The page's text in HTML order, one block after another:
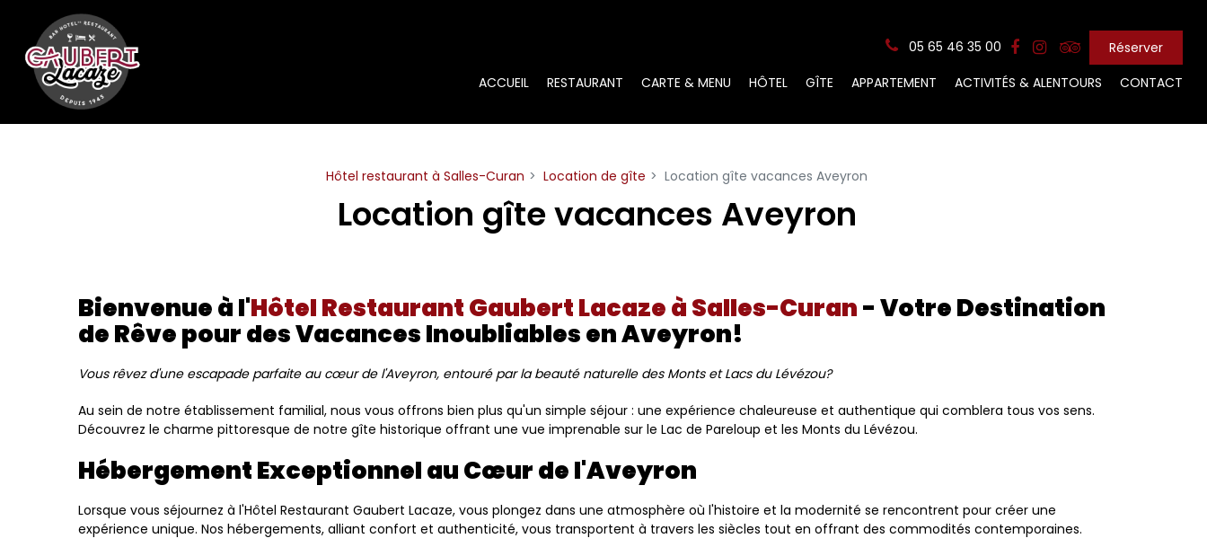
05 65 46 35 00
Réserver
ACCUEIL
RESTAURANT CARTE & MENU HÔTEL GÎTE APPARTEMENT ACTIVITÉS & ALENTOURS CONTACT
Hôtel restaurant à Salles-Curan Location de gîte Location gîte vacances Aveyron
Location gîte vacances Aveyron
Bienvenue à l'Hôtel Restaurant Gaubert Lacaze à Salles-Curan- Votre Destination
de Rêve pour des Vacances Inoubliables en Aveyron!
Vous rêvez d'une escapade parfaite au cœur de l'Aveyron, entouré par la beauté naturelle des Monts et Lacs du Lévézou?
Au sein de notre établissement familial, nous vous offrons bien plus qu'un simple séjour : une expérience chaleureuse et authentique qui comblera tous vos sens.
Découvrez le charme pittoresque de notre gîte historique offrant une vue imprenable sur le Lac de Pareloup et les Monts du Lévézou.
Hébergement Exceptionnel au Cœur de l'Aveyron
Lorsque vous séjournez à l'Hôtel Restaurant Gaubert Lacaze, vous plongez dans une atmosphère où l'histoire et la modernité se rencontrent pour créer une
expérience unique. Nos hébergements, alliant confort et authenticité, vous transportent à travers les siècles tout en offrant des commodités contemporaines.
Panneau de gestion des cookies